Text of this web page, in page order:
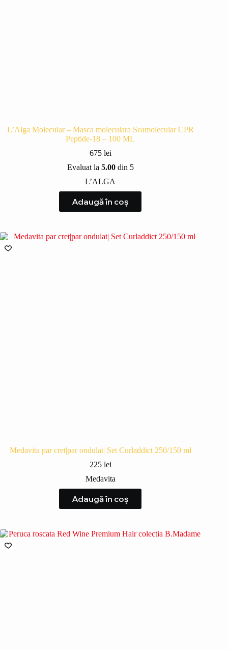
L’Alga Molecular – Masca moleculara Seamolecular CPR
Peptide-18 – 100 ML
675 lei
Evaluat la 5.00din 5
L’ALGA
Adaugă în coș
Medavita par cret|par ondulat| Set Curladdict 250/150 ml
225 lei
Medavita
Adaugă în coș